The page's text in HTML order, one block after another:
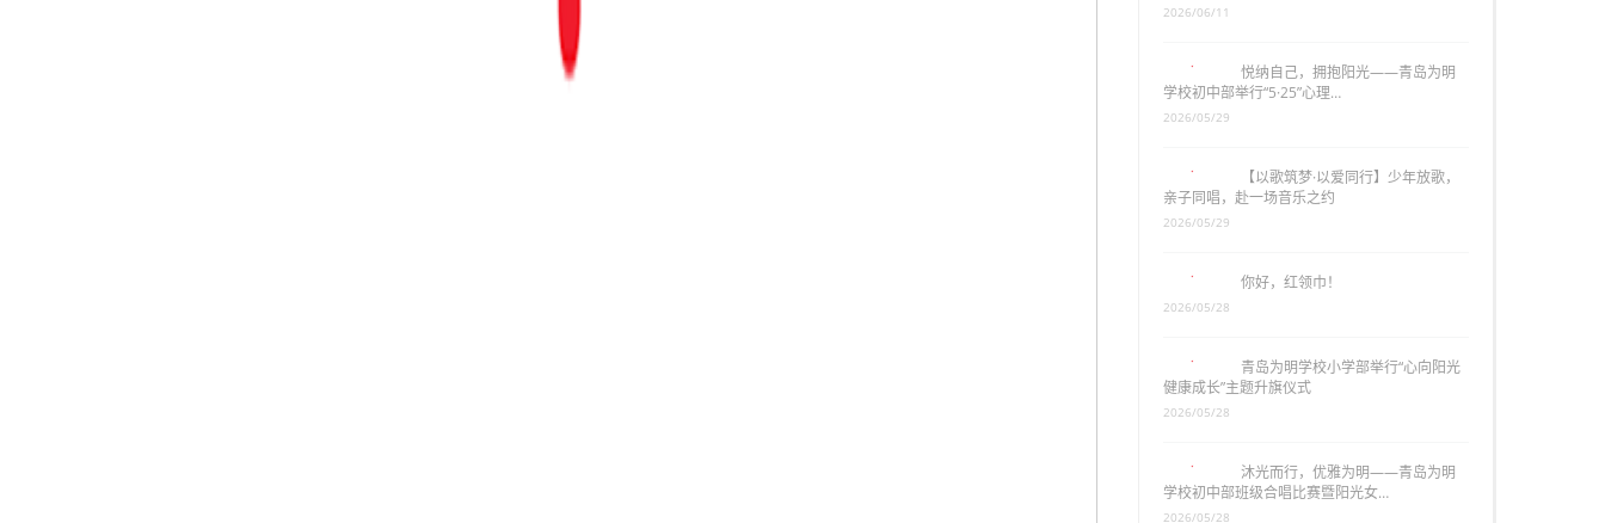
悦纳自己，拥抱阳光——青岛为明
学校初中部举行“5·25”心理…
【以歌筑梦·以爱同行】少年放歌，
亲子同唱，赴一场音乐之约
你好，红领巾！
2026/05/28
青岛为明学校小学部举行“心向阳光
健康成长”主题升旗仪式
沐光而行，优雅为明——青岛为明
学校初中部班级合唱比赛暨阳光女…